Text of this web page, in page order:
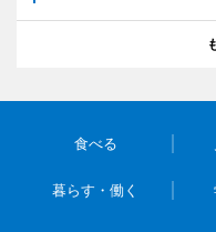
食べる
暮らす・働く